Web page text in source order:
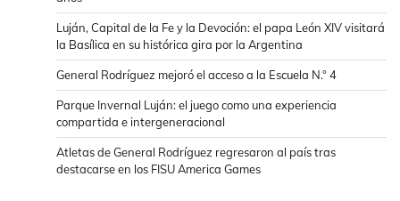
Luján, Capital de la Fe y la Devoción: el papa León XIV visitará
la Basílica en su histórica gira por la Argentina
General Rodríguez mejoró el acceso a la Escuela N.° 4
Parque Invernal Luján: el juego como una experiencia
compartida e intergeneracional
Atletas de General Rodríguez regresaron al país tras
destacarse en los FISU America Games